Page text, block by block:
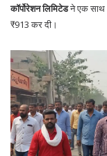
कॉर्पोरेशन लिमिटेडने एक साथ
₹913 कर दी।